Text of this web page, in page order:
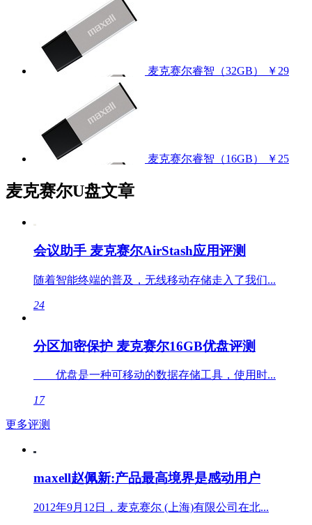
麦克赛尔睿智（32GB） ￥29
麦克赛尔睿智（16GB） ￥25
麦克赛尔U盘文章
会议助手 麦克赛尔AirStash应用评测
随着智能终端的普及，无线移动存储走入了我们...
24
分区加密保护 麦克赛尔16GB优盘评测
优盘是一种可移动的数据存储工具，使用时...
17
更多评测
maxell赵佩新:产品最高境界是感动用户
2012年9月12日，麦克赛尔 (上海)有限公司在北...